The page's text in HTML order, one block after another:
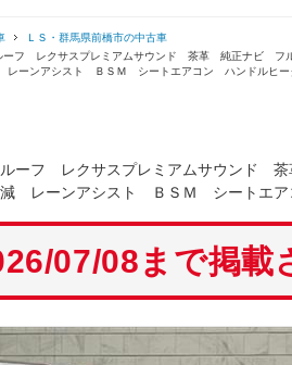
ＬＳ・群馬県前橋市の中古車
フ レクサスプレミアムサウンド 茶革 純正ナビ フ
ーンアシスト ＢＳＭ シートエアコン ハンドルヒー
ーフ レクサスプレミアムサウンド
レーンアシスト ＢＳＭ シートエア
07/08まで掲載